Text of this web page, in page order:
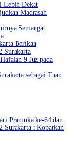
Lebih Dekat
Madrasah
Semangat
Berikan
Surakarta
9 Juz pada
sebagai Tuan
Pramuka ke-64 dan
Surakarta : Kobarkan